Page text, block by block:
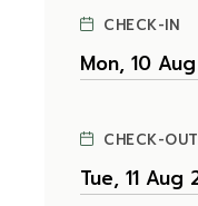
CHECK-IN
CHECK-OUT